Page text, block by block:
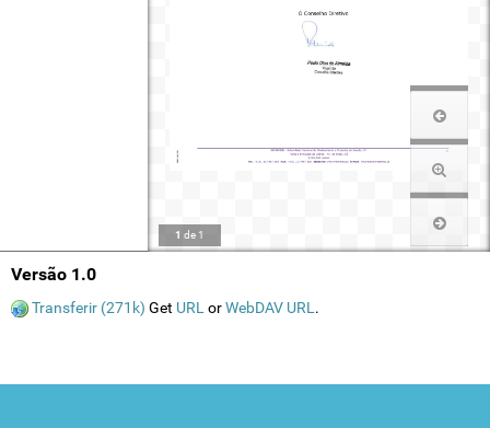
1 de 1
Versão 1.0
Transferir (271k) Get URL orWebDAV URL .